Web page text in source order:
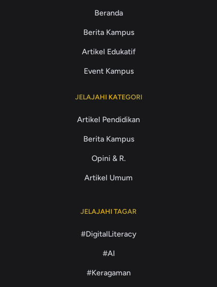
Beranda
Berita Kampus
Artikel Edukatif
Event Kampus
JELAJAHI KATEGORI
Artikel Pendidikan
Berita Kampus
Opini & R.
Artikel Umum
JELAJAHI TAGAR
#DigitalLiteracy
#AI
#Keragaman